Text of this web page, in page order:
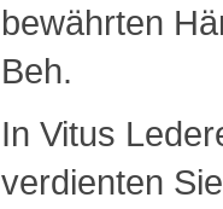
bewährten
Beh.
In Vitus
verdienten